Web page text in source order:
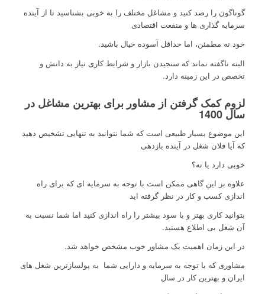
گوناگون را رصد کنید و مشاغل مختلف را به خوبی بشناسید تا از آینده
سرمایه گذاری ها و منفعت اقتصادی
خود نه مطمئن، اما حداقل آسوده خیال باشید.
البته ناگفته نماند که سنجیدن بازار و شرایط کاری نیاز به دانش و
تخصص در این زمینه دارد.
لزوم کمک گرفتن از مشاور برای بهترین مشاغل در
سال 1400
این موضوع بسیار طبیعی است که شما نتوانید به تنهایی تشخیص دهید
که آیا فلان شغل در آینده بازدهی
خوبی دارد یا نه؟
علاوه بر این گاهی ممکن است با توجه به سرمایه ای که برای راه
اندازی کسب و کار در نظر گرفته اید
بتوانید کاری بهتر و با سود بیشتر را راه اندازی کنید اما شما نسبت به
آن شغل بی اطلاع هستید.
در این زمان اهمیت یک مشاور خوب مشخص خواهد شد.
مشاوری که با توجه به سرمایه و دارایی شما به پولسازترین شغل های
ایران و بهترین کار در سال